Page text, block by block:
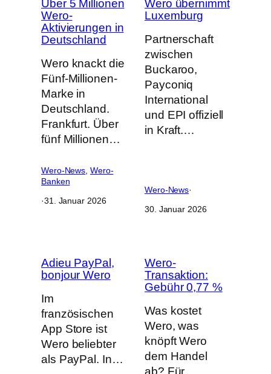
Über 5 Millionen
Wero-
Aktivierungen in
Deutschland
Wero knackt die
Fünf-Millionen-
Marke in
Deutschland.
Frankfurt. Über
fünf Millionen…
Wero-News Wero-
Banken
·31. Januar 2026
Wero übernimmt
Luxemburg
Partnerschaft
zwischen
Buckaroo,
Payconiq
International
und EPI offiziell
in Kraft.…
Wero-News·
30. Januar 2026
Adieu PayPal,
bonjour Wero
Im
französischen
App Store ist
Wero beliebter
als PayPal. In…
Wero-
Transaktion:
Gebühr 0,77 %
Was kostet
Wero, was
knöpft Wero
dem Handel
ab? Für…